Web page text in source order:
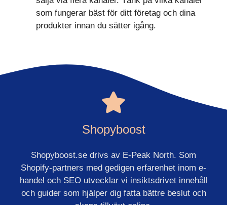
som fungerar bäst för ditt företag och dina
produkter innan du sätter igång.
Shopyboost
Shopyboost.se drivs av E-Peak North. Som
Shopify-partners med gedigen erfarenhet inom e-
handel och SEO utvecklar vi insiktsdrivet innehåll
och guider som hjälper dig fatta bättre beslut och